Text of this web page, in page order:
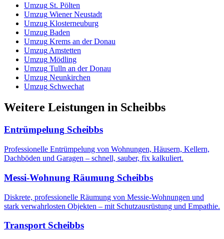
Umzug St. Pölten
Umzug Wiener Neustadt
Umzug Klosterneuburg
Umzug Baden
Umzug Krems an der Donau
Umzug Amstetten
Umzug Mödling
Umzug Tulln an der Donau
Umzug Neunkirchen
Umzug Schwechat
Weitere Leistungen in Scheibbs
Entrümpelung Scheibbs
Professionelle Entrümpelung von Wohnungen, Häusern, Kellern,
Dachböden und Garagen – schnell, sauber, fix kalkuliert.
Messi-Wohnung Räumung Scheibbs
Diskrete, professionelle Räumung von Messie-Wohnungen und
stark verwahrlosten Objekten – mit Schutzausrüstung und Empathie.
Transport Scheibbs